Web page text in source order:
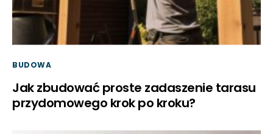
BUDOWA
Jak zbudować proste zadaszenie tarasu
przydomowego krok po kroku?